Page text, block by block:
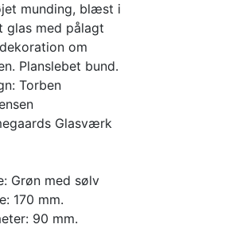
munding, blæst i
glas med pålagt
om
Planslebet bund.
Torben
Glasværk
Grøn med sølv
170 mm.
90 mm.